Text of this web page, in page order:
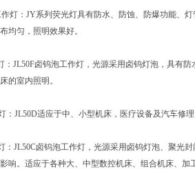
灯： JY系列荧光灯具有防水、防蚀、防爆功能、
均匀，照明效果好。
： JL50F卤钨泡工作灯，光源采用卤钨灯泡，具有
的室内照明。
： JL50D适应于中、小型机床，医疗设备及汽车修
： JL50C卤钨泡工作灯，光源采用卤钨灯泡、聚光
响。适应于各种大、中型数控机床、组合机床、加